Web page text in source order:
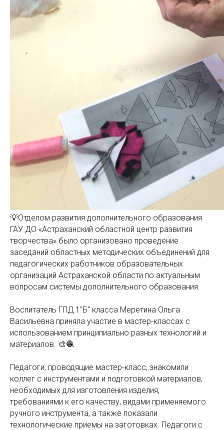
💡Отделом развития дополнительного образования
ГАУ ДО «Астраханский областной центр развития
творчества» было организовано проведение
заседаний областных методических объединений для
педагогических работников образовательных
организаций Астраханской области по актуальным
вопросам системы дополнительного образования.
Воспитатель ГПД 1"Б" класса Меретина Ольга
Васильевна приняла участие в мастер-классах с
использованием принципиально разных технологий и
материалов. 🎨🧶
Педагоги, проводящие мастер-класс, знакомили
коллег с инструментами и подготовкой материалов,
необходимых для изготовления изделия,
требованиями к его качеству, видами применяемого
ручного инструмента, а также показали
технологические приемы на заготовках. Педагоги с